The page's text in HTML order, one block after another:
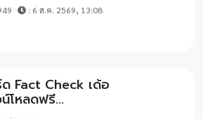
: 6 ส.ค. 2569, 13:08
ด Fact Check เด้อ
โหลดฟรี...